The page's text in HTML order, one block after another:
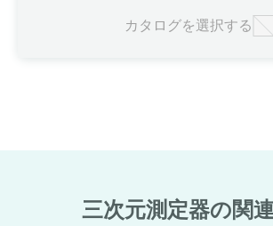
カタログを選択する
三次元測定器の関